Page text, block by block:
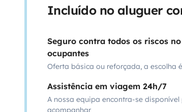
Incluído no aluguer
Seguro contra todos os riscos
ocupantes
Oferta básica ou reforçada, a escolha
Assistência em viagem 24h/7
A nossa equipa encontra-se disponível
acompanhar